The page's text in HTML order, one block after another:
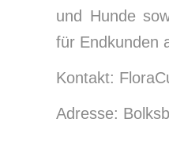
und Hunde
für Endkunden
Kontakt:
Adresse: